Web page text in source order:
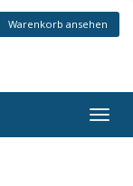
Warenkorb ansehen